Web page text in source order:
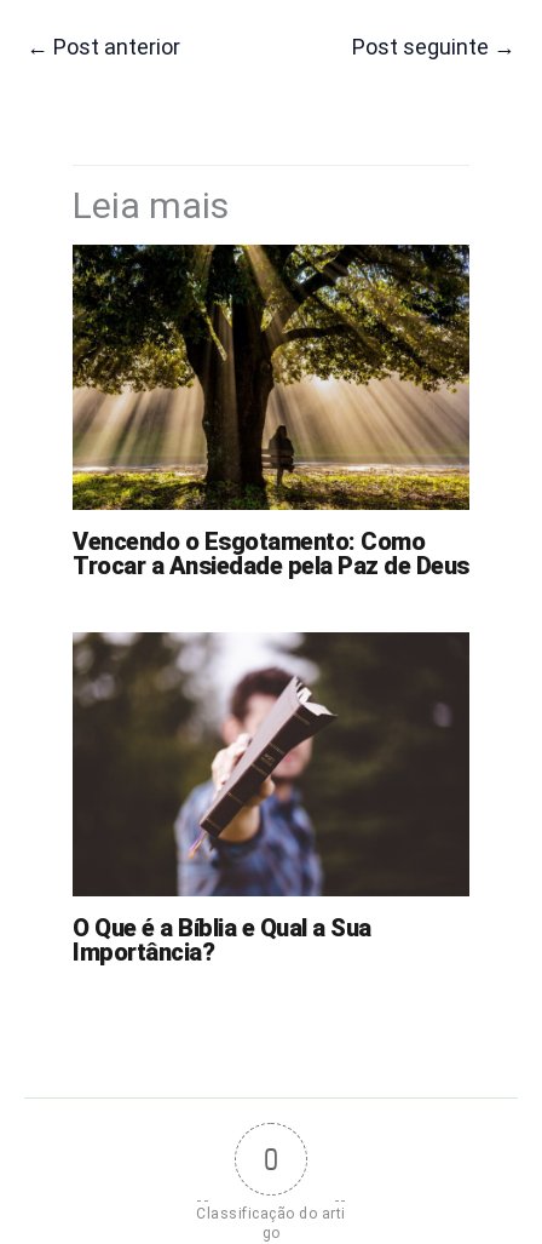
← Post anterior Post seguinte →
Leia mais
Vencendo o Esgotamento: Como
Trocar a Ansiedade pela Paz de Deus
O Que é a Bíblia e Qual a Sua
Importância?
0
Classificação do arti
go